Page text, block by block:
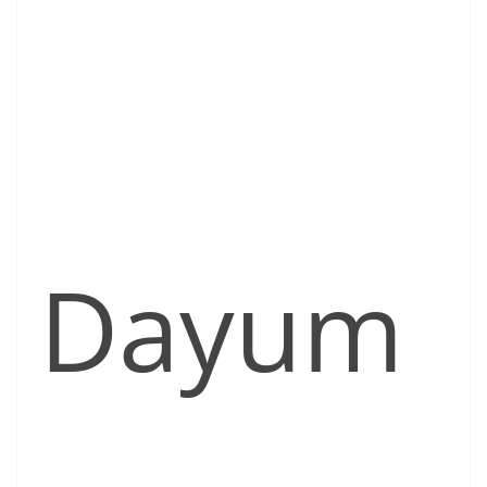
Dayum